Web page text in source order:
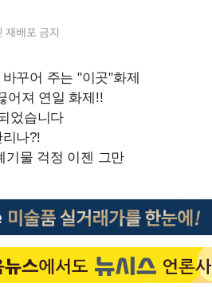
배포 금지